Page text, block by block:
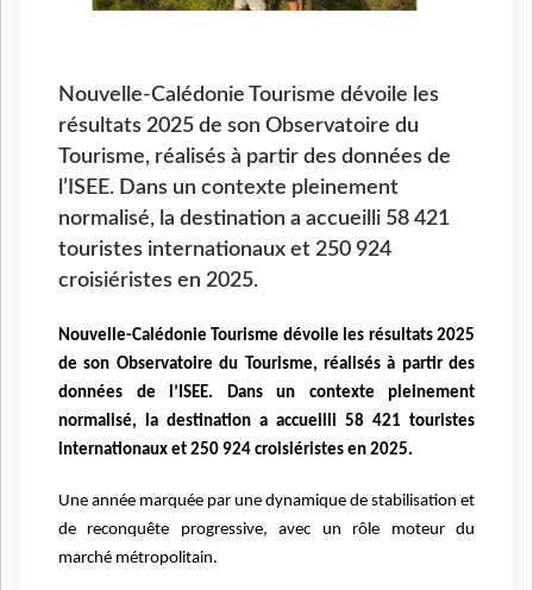
Nouvelle-Calédonie Tourisme dévoile les
résultats 2025 de son Observatoire du
Tourisme, réalisés à partir des données de
l’ISEE. Dans un contexte pleinement
normalisé, la destination a accueilli 58 421
touristes internationaux et 250 924
croisiéristes en 2025.
Nouvelle-Calédonie Tourisme dévoile les résultats 2025
de son Observatoire du Tourisme, réalisés à partir des
données de l’ISEE. Dans un contexte pleinement
normalisé, la destination a accueilli 58 421 touristes
internationaux et 250 924 croisiéristes en 2025.
Une année marquée par une dynamique de stabilisation et
de reconquête progressive, avec un rôle moteur du
marché métropolitain.